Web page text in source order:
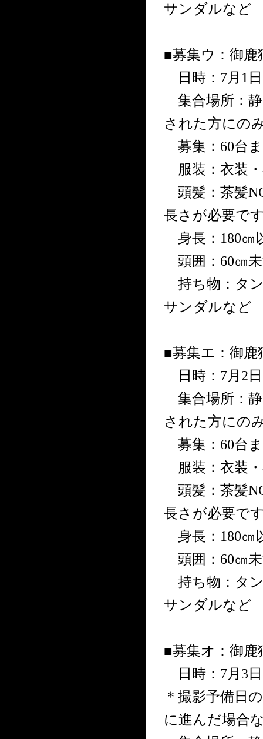
サンダルなど
■募集ウ：御
日時：7月1
集合場所：静
された方にの
募集：60台
服装：衣装
頭髪：茶髪
長さが必要で
身長：180㎝
頭囲：60㎝
持ち物：タ
サンダルなど
■募集エ：御
日時：7月2
集合場所：静
された方にの
募集：60台
服装：衣装
頭髪：茶髪
長さが必要で
身長：180㎝
頭囲：60㎝
持ち物：タ
サンダルなど
■募集オ：御
日時：7月3
＊撮影予備日
に進んだ場合